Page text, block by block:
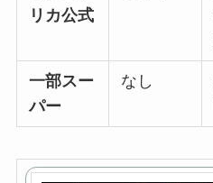
リカ公式
一部スー
パー
なし